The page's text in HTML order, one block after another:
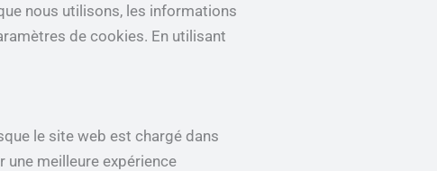
nous utilisons, les informations
de cookies. En utilisant
le site web est chargé dans
meilleure expérience